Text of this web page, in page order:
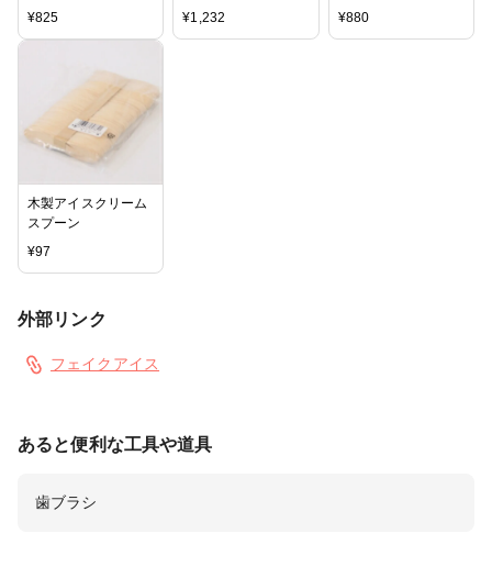
グレイス 【日清アソ
¥825
ーパーエクステリア
バーニッシュ｜パジ
¥1,232
クリーミィホイップ
¥880
木製アイスクリーム
スプーン
¥97
外部リンク
フェイクアイス
あると便利な工具や道具
歯ブラシ